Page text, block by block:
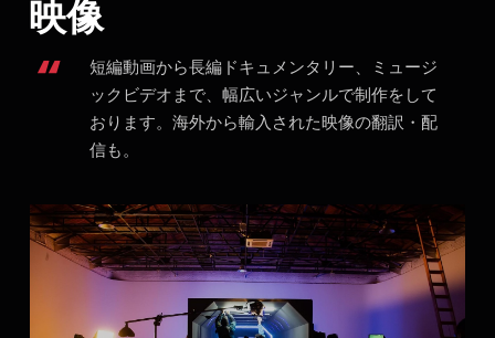
映像
短編動画から長編ドキュメンタリー、ミュージ
ックビデオまで、幅広いジャンルで制作をして
おります。海外から輸入された映像の翻訳・配
信も。